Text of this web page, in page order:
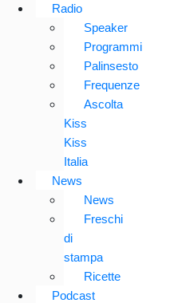
Radio
Speaker
Programmi
Palinsesto
Frequenze
Ascolta
Kiss
Kiss
Italia
News
News
Freschi
di
stampa
Ricette
Podcast